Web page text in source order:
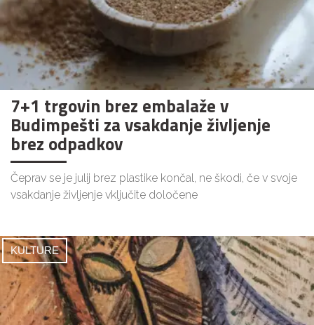
7+1 trgovin brez embalaže v
Budimpešti za vsakdanje življenje
brez odpadkov
Čeprav se je julij brez plastike končal, ne škodi, če v svoje
vsakdanje življenje vključite določene
KULTURE